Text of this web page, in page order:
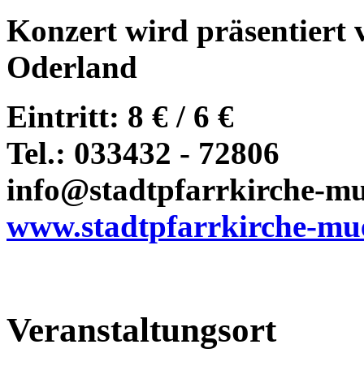
Konzert wird präsentiert
Oderland
Eintritt: 8 € / 6 €
Tel.: 033432 - 72806
info@stadtpfarrkirche-
www.stadtpfarrkirche-
Veranstaltungsort